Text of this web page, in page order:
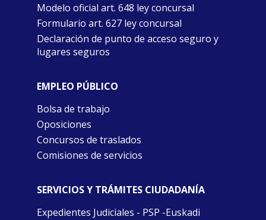
Modelo oficial art. 648 ley concursal
Formulario art. 627 ley concursal
Declaración de punto de acceso seguro y
lugares seguros
EMPLEO PÚBLICO
Bolsa de trabajo
Oposiciones
Concursos de traslados
Comisiones de servicios
SERVICIOS Y TRÁMITES CIUDADANÍA
Expedientes Judiciales - PSP -Euskadi